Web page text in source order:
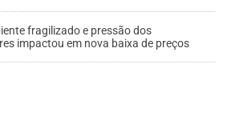
fragilizado e pressão dos
impactou em nova baixa de preços